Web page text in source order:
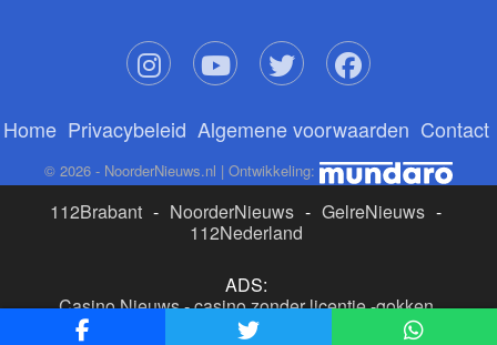
Home Privacybeleid Algemene voorwaarden Contact
© 2026 - NoorderNieuws.nl | Ontwikkeling:
112Brabant - NoorderNieuws - GelreNieuws -
112Nederland
ADS:
Casino Nieuws-casino zonder licentie-gokken
buitenlandse site
beste online casino nederland